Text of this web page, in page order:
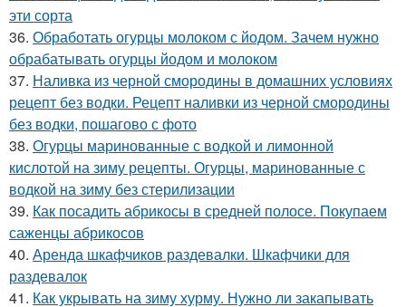
эти сорта
36. Обработать огурцы молоком с йодом. Зачем нужно
обрабатывать огурцы йодом и молоком
37. Наливка из черной смородины в домашних условиях
рецепт без водки. Рецепт наливки из черной смородины
без водки, пошагово с фото
38. Огурцы маринованные с водкой и лимонной
кислотой на зиму рецепты. Огурцы, маринованные с
водкой на зиму без стерилизации
39. Как посадить абрикосы в средней полосе. Покупаем
саженцы абрикосов
40. Аренда шкафчиков раздевалки. Шкафчики для
раздевалок
41. Как укрывать на зиму хурму. Нужно ли закапывать